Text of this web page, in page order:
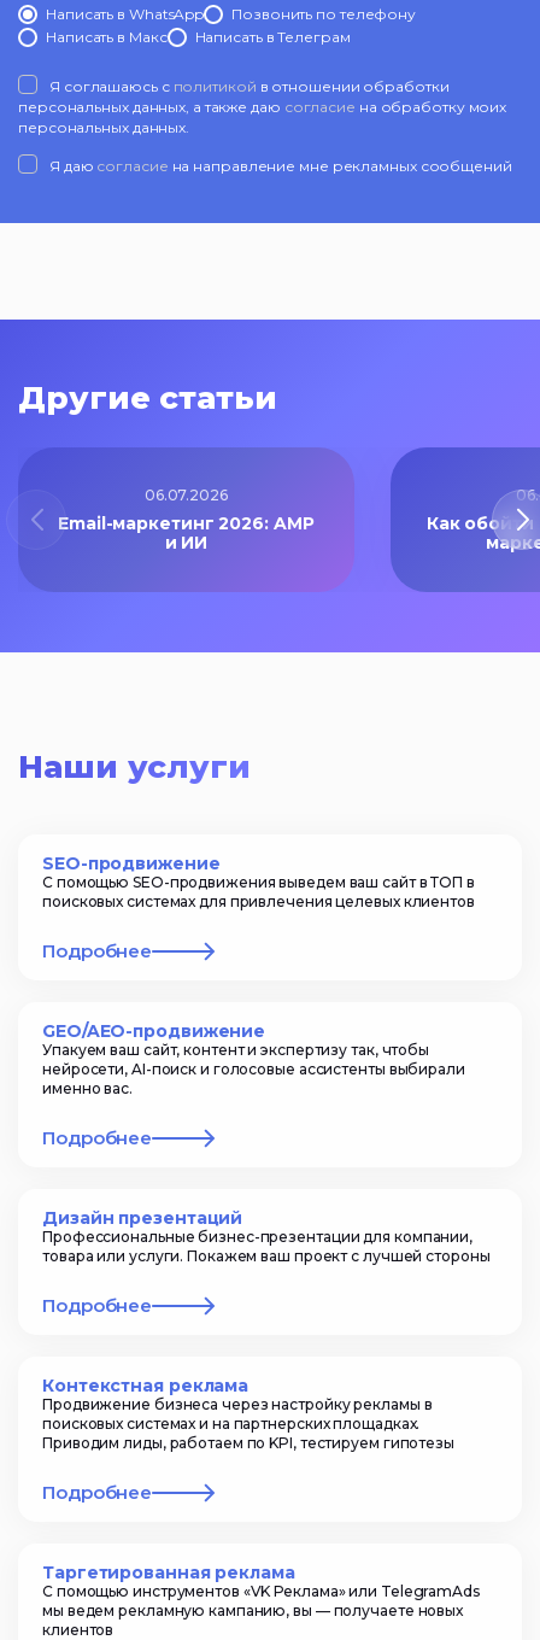
Написать в WhatsApp
Позвонить по телефону
Написать в Mакс
Написать в Телеграм
Я соглашаюсь с политикой в отношении обработки
персональных данных, а также даю согласие на обработку моих
персональных данных.
Я даю согласие на направление мне рекламных сообщений
Другие статьи
06.07.2026
Email-маркетинг 2026: AMP
и ИИ
Как обойти
Наши услуги
SEO-продвижение
С помощью SEO-продвижения выведем ваш сайт в ТОП в
поисковых системах для привлечения целевых клиентов
Подробнее
GEO/AEO-продвижение
Упакуем ваш сайт, контент и экспертизу так, чтобы
нейросети, AI-поиск и голосовые ассистенты выбирали
именно вас.
Подробнее
Дизайн презентаций
Профессиональные бизнес-презентации для компании,
товара или услуги. Покажем ваш проект с лучшей стороны
Подробнее
Контекстная реклама
Продвижение бизнеса через настройку рекламы в
поисковых системах и на партнерских площадках.
Приводим лиды, работаем по KPI, тестируем гипотезы
Подробнее
Таргетированная реклама
С помощью инструментов «VK Реклама» или TelegramAds
мы ведем рекламную кампанию, вы — получаете новых
клиентов